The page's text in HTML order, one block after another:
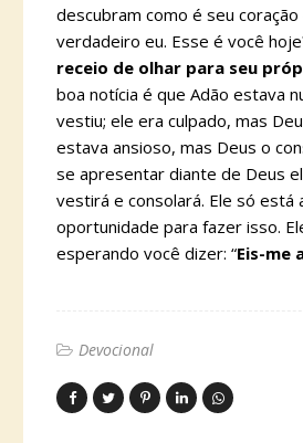
descubram como é seu
verdadeiro eu. Esse é você
receio de olhar para seu
boa notícia é que Adão estava
vestiu; ele era culpado, mas
estava ansioso, mas Deus o
se apresentar diante de Deus
vestirá e consolará. Ele só está
oportunidade para fazer isso.
esperando você dizer: “Eis-me
Devocional